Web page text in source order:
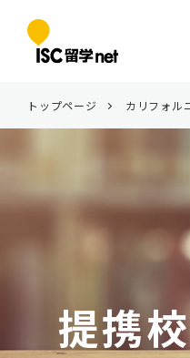
トップページ カリフォル
提携